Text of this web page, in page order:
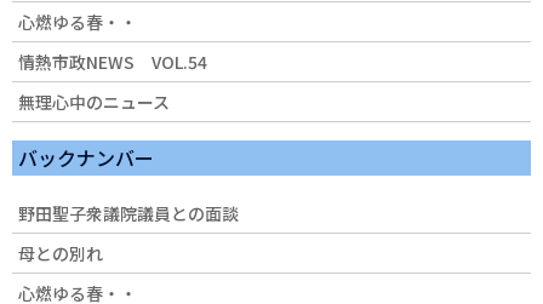
心燃ゆる春・・
情熱市政NEWS VOL.54
無理心中のニュース
バックナンバー
野田聖子衆議院議員との面談
母との別れ
心燃ゆる春・・